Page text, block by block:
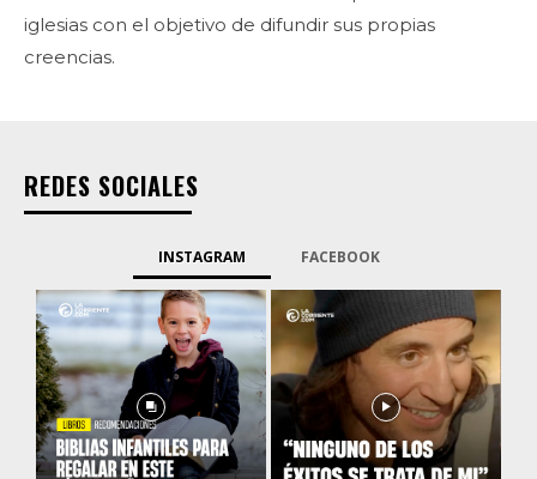
iglesias con el objetivo de difundir sus propias
creencias.
REDES SOCIALES
INSTAGRAM FACEBOOK